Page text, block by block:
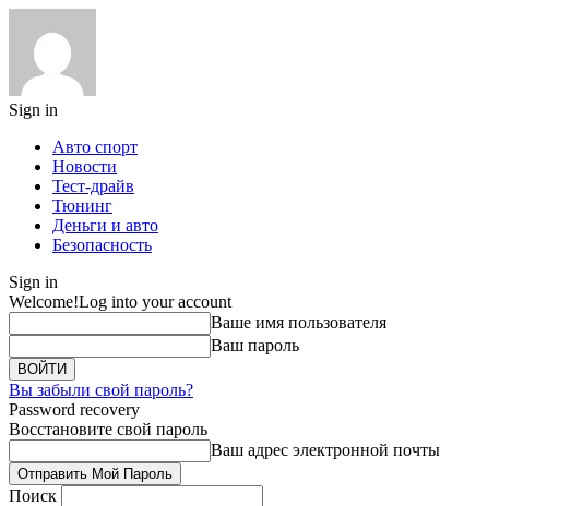
Sign in
Авто спорт
Новости
Тест-драйв
Тюнинг
Деньги и авто
Безопасность
Sign in
Welcome!Log into your account
Ваше имя пользователя
Ваш пароль
Вы забыли свой пароль?
Password recovery
Восстановите свой пароль
Ваш адрес электронной почты
Поиск